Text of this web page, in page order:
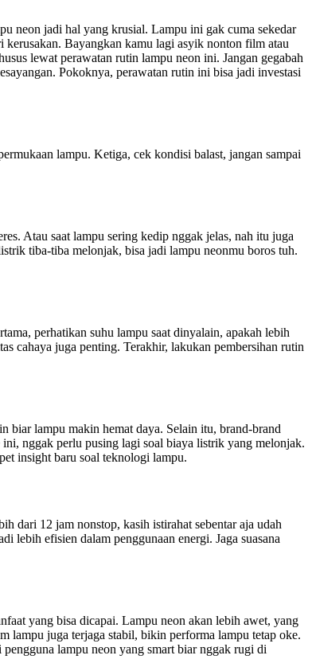
neon jadi hal yang krusial. Lampu ini gak cuma sekedar
Bayangkan kamu lagi asyik nonton film atau
lewat perawatan rutin lampu neon ini. Jangan gegabah
Pokoknya, perawatan rutin ini bisa jadi investasi
lampu. Ketiga, cek kondisi balast, jangan sampai
Atau saat lampu sering kedip nggak jelas, nah itu juga
tiba-tiba melonjak, bisa jadi lampu neonmu boros tuh.
perhatikan suhu lampu saat dinyalain, apakah lebih
cahaya juga penting. Terakhir, lakukan pembersihan rutin
biar lampu makin hemat daya. Selain itu, brand-brand
nggak perlu pusing lagi soal biaya listrik yang melonjak.
insight baru soal teknologi lampu.
dari 12 jam nonstop, kasih istirahat sebentar aja udah
lebih efisien dalam penggunaan energi. Jaga suasana
yang bisa dicapai. Lampu neon akan lebih awet, yang
lampu juga terjaga stabil, bikin performa lampu tetap oke.
lampu neon yang smart biar nggak rugi di